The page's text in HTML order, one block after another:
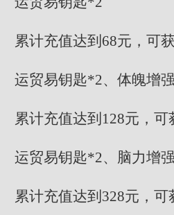
累计充值达到68元，可
运贸易钥匙*2、体魄增
累计充值达到128元，
运贸易钥匙*2、脑力增
累计充值达到328元，